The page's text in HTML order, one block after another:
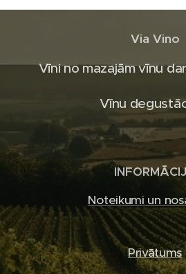
Via Vino
Vīni no mazajām vīnu
Vīnu
Noteikumi un
Privātums